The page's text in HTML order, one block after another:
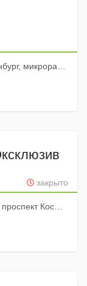
бульвар, 4/4
закрыто
31А оф. 210